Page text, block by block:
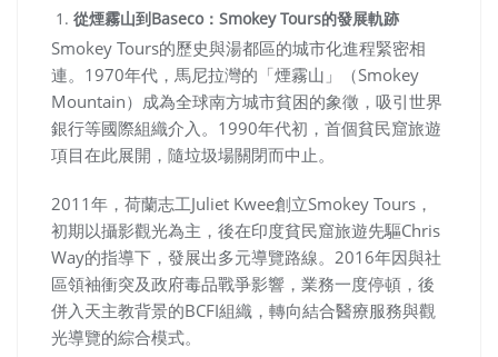
從煙霧山到Baseco：Smokey Tours的發展軌跡
Smokey Tours的歷史與湯都區的城市化進程緊密相
連。1970年代，馬尼拉灣的「煙霧山」（Smokey
Mountain）成為全球南方城市貧困的象徵，吸引世界
銀行等國際組織介入。1990年代初，首個貧民窟旅遊
項目在此展開，隨垃圾場關閉而中止。
2011年，荷蘭志工Juliet Kwee創立Smokey Tours，
初期以攝影觀光為主，後在印度貧民窟旅遊先驅Chris
Way的指導下，發展出多元導覽路線。2016年因與社
區領袖衝突及政府毒品戰爭影響，業務一度停頓，後
併入天主教背景的BCFI組織，轉向結合醫療服務與觀
光導覽的綜合模式。